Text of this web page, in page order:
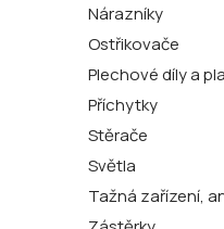
Nárazníky
Ostřikovače
Plechové díly a
Příchytky
Stěrače
Světla
Tažná zařízení,